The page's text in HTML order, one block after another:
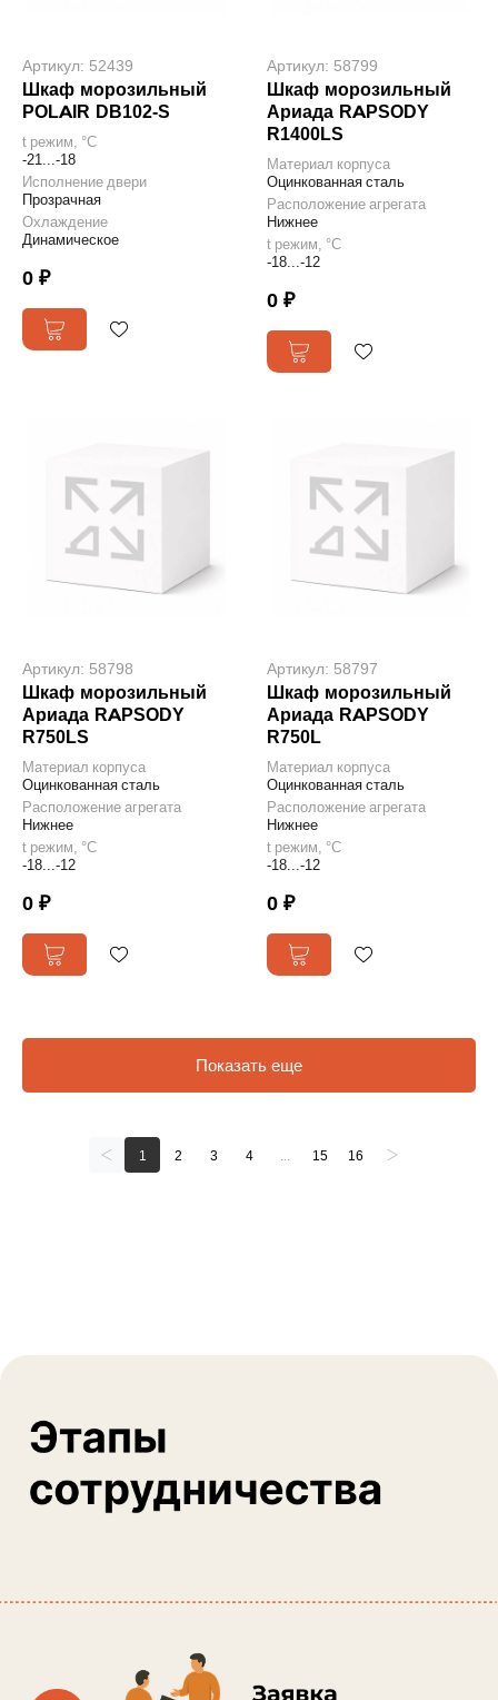
Артикул: 52439
Шкаф морозильный
POLAIR DB102-S
t режим, °С
-21...-18
Исполнение двери
Прозрачная
Охлаждение
Динамическое
0 ₽
Артикул: 58799
Шкаф морозильный
Ариада RAPSODY
R1400LS
Материал корпуса
Оцинкованная сталь
Расположение агрегата
Нижнее
t режим, °С
-18...-12
0 ₽
Артикул: 58798
Шкаф морозильный
Ариада RAPSODY
R750LS
Материал корпуса
Оцинкованная сталь
Расположение агрегата
Нижнее
t режим, °С
-18...-12
0 ₽
Артикул: 58797
Шкаф морозильный
Ариада RAPSODY
R750L
Материал корпуса
Оцинкованная сталь
Расположение агрегата
Нижнее
t режим, °С
-18...-12
0 ₽
Показать еще
1 2 3 4 15 16